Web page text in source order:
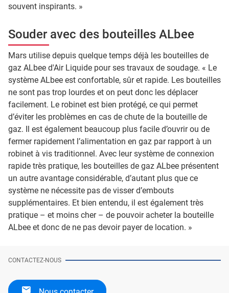
souvent inspirants. »
Souder avec des bouteilles ALbee
Mars utilise depuis quelque temps déjà les bouteilles de
gaz ALbee d'Air Liquide pour ses travaux de soudage. « Le
système ALbee est confortable, sûr et rapide. Les bouteilles
ne sont pas trop lourdes et on peut donc les déplacer
facilement. Le robinet est bien protégé, ce qui permet
d’éviter les problèmes en cas de chute de la bouteille de
gaz. Il est également beaucoup plus facile d’ouvrir ou de
fermer rapidement l’alimentation en gaz par rapport à un
robinet à vis traditionnel. Avec leur système de connexion
rapide très pratique, les bouteilles de gaz ALbee présentent
un autre avantage considérable, d’autant plus que ce
système ne nécessite pas de visser d’embouts
supplémentaires. Et bien entendu, il est également très
pratique – et moins cher – de pouvoir acheter la bouteille
ALbee et donc de ne pas devoir payer de location. »
CONTACTEZ-NOUS